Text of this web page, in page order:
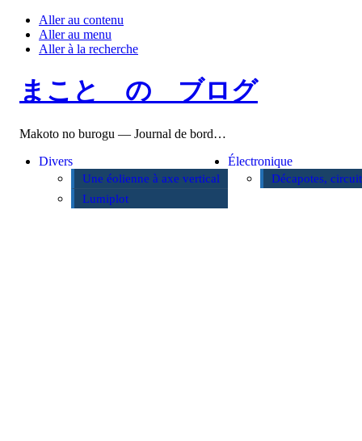
Aller au contenu
Aller au menu
Aller à la recherche
まこと の ブログ
Makoto no burogu — Journal de bord…
Divers
Une éolienne à axe vertical
Lumiplot
Électronique
Décapotes,